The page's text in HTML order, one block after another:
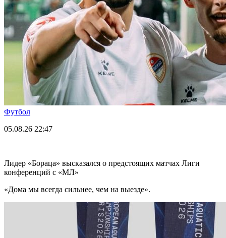
Футбол
05.08.26 22:47
Лидер «Бораца» высказался о предстоящих матчах Лиги
конференций с «МЛ»
«Дома мы всегда сильнее, чем на выезде».